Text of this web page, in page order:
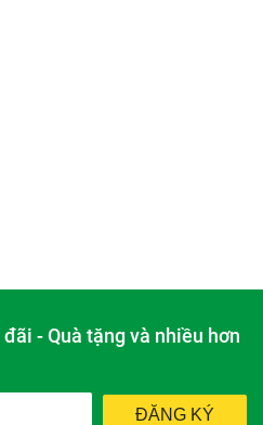
- Quà tặng và nhiều hơn
ĐĂNG KÝ